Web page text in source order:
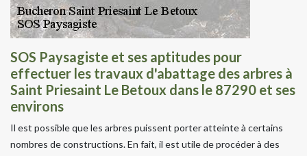
SOS Paysagiste et ses aptitudes pour
effectuer les travaux d'abattage des arbres à
Saint Priesaint Le Betoux dans le 87290 et ses
environs
Il est possible que les arbres puissent porter atteinte à certains
nombres de constructions. En fait, il est utile de procéder à des